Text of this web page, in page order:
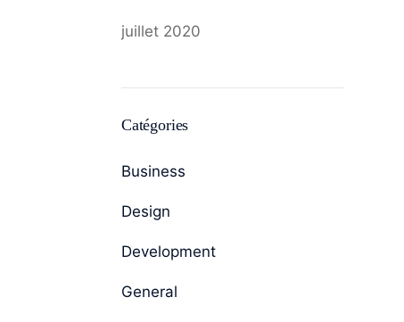
juillet 2020
Catégories
Business
Design
Development
General